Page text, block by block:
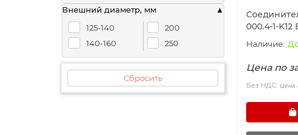
Внешний диаметр, мм
125-140
140-160
200
250
Сбросить
000.4-1-K12
Цена по
Без НДС: Цена